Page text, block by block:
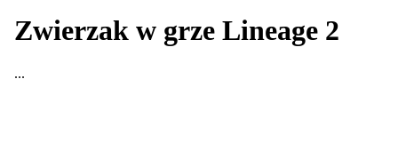
Zwierzak w grze Lineage 2
...